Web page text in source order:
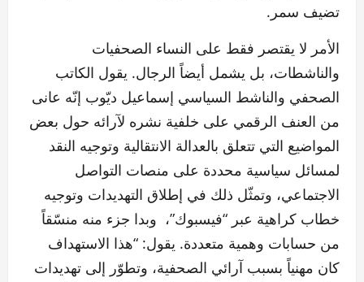
تضيف سمر.
الأمر لا يقتصر فقط على النساء الصحفيات
والناشطات، بل يشمل أيضاً الرجال. يقول الكاتب
الصحفي والناشط السياسي إسماعيل ديّوب إنّه عانى
من العنف الرقمي على خلفية نشره لآرائه حول بعض
المواضيع التي تتعلق بالعدالة الانتقالية وتوجيه النقد
لمسائل سياسية محددة على منصات التواصل
الاجتماعي، وتمثّل ذلك في إطلاق التهديدات وتوجيه
خطاب كراهية عبر “فيسبوك”، وبدا جزء منه منسّقاً
من حسابات وهمية متعددة. يقول: “هذا الاستهداف
كان مهنياً بسبب آرائي الصحفية، وتطوّر إلى تهديدات